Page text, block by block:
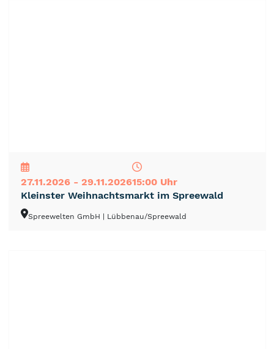
27.11.2026 - 29.11.202615:00 Uhr
Kleinster Weihnachtsmarkt im Spreewald
Spreewelten GmbH | Lübbenau/Spreewald